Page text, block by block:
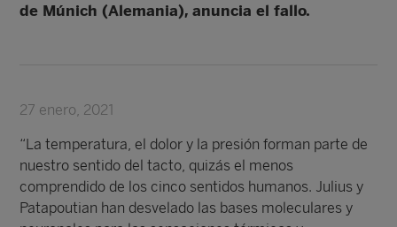
de Múnich (Alemania), anuncia el fallo.
27 enero, 2021
“La temperatura, el dolor y la presión forman parte de
nuestro sentido del tacto, quizás el menos
comprendido de los cinco sentidos humanos. Julius y
Patapoutian han desvelado las bases moleculares y